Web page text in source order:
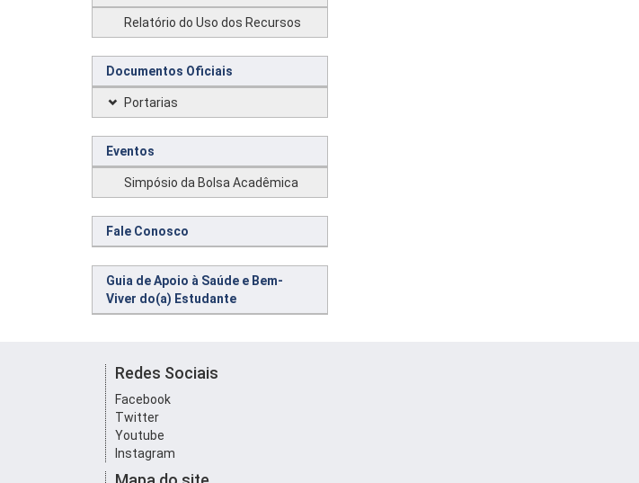
Relatório do Uso dos Recursos
Documentos Oficiais
Portarias
Eventos
Simpósio da Bolsa Acadêmica
Fale Conosco
Guia de Apoio à Saúde e Bem-
Viver do(a) Estudante
Redes Sociais
Facebook
Twitter
Youtube
Instagram